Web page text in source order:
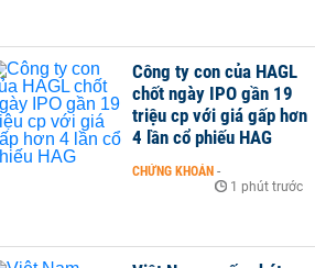
Công ty con của HAGL
chốt ngày IPO gần 19
triệu cp với giá gấp hơn
4 lần cổ phiếu HAG
CHỨNG KHOÁN -
1 phút trước